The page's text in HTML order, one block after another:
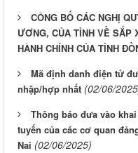
CÔNG BỐ CÁC NGHỊ
ƯƠNG, CỦA TỈNH VỀ SẮP
HÀNH CHÍNH CỦA TỈNH
Mã định danh điện tử
nhập/hợp nhất (02/06/
Thông báo đưa vào
tuyến của các cơ quan
Nai (02/06/2025)